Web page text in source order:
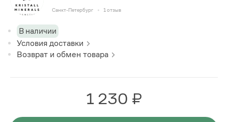
Санкт-Петербург 1 отзыв
В наличии
Условия доставки
Возврат и обмен товара
1 230 ₽